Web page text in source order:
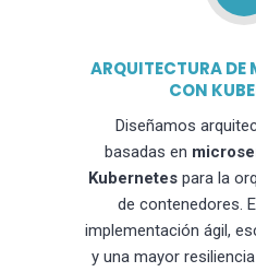
ARQUITECTURA DE
CON
Diseñamos
basadas en
Kubernetes para la
de contenedores.
implementación ágil,
y una mayor